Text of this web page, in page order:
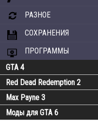
РАЗНОЕ
СОХРАНЕНИЯ
ПРОГРАММЫ
GTA 4
Red Dead Redemption 2
Max Payne 3
Моды для GTA 6